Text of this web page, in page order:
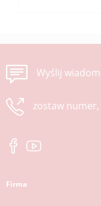
Wyślij
zostaw
Firma